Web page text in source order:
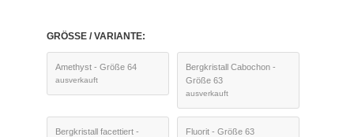
GRÖSSE / VARIANTE:
Amethyst - Größe 64
ausverkauft
Bergkristall Cabochon -
Größe 63
ausverkauft
Bergkristall facettiert -
Fluorit - Größe 63